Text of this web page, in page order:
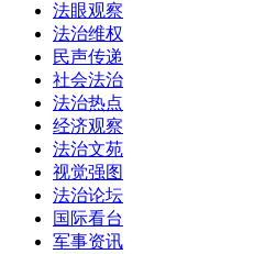
法眼观察
法治维权
民声传递
社会法治
法治热点
经济观察
法治文苑
视觉强图
法治论坛
国际看台
军事资讯